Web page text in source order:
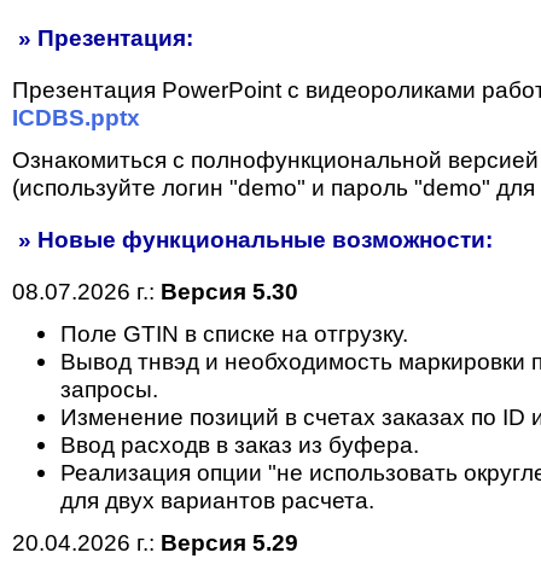
» Презентация:
Презентация PowerPoint с видеороликами
ICDBS.pptx
Ознакомиться с полнофункциональной
(используйте логин "demo" и пароль "demo" для
» Новые функциональные возможности:
08.07.2026 г.: Версия 5.30
Поле GTIN в списке на отгрузку.
Вывод тнвэд и необходимость маркировки
запросы.
Изменение позиций в счетах заказах по ID
Ввод расходв в заказ из буфера.
Реализация опции "не использовать
для двух вариантов расчета.
20.04.2026 г.: Версия 5.29